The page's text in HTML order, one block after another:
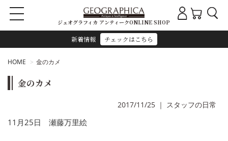
新着情報 チェックはこちら
ジェオグラフィカ アンティークONLINE SHOP
HOME 金のカメ
金のカメ
2017/11/25 ｜ スタッフの日常
11月25日 瀬藤万里絵